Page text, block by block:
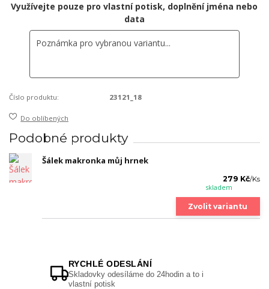
Využívejte pouze pro vlastní potisk, doplnění jména nebo
data
Číslo produktu: 23121_18
Do oblíbených
Podobné produkty
Šálek makronka můj hrnek
279 Kč/Ks
skladem
Zvolit variantu
RYCHLÉ ODESLÁNÍ
Skladovky odesíláme do 24hodin a to i
vlastní potisk